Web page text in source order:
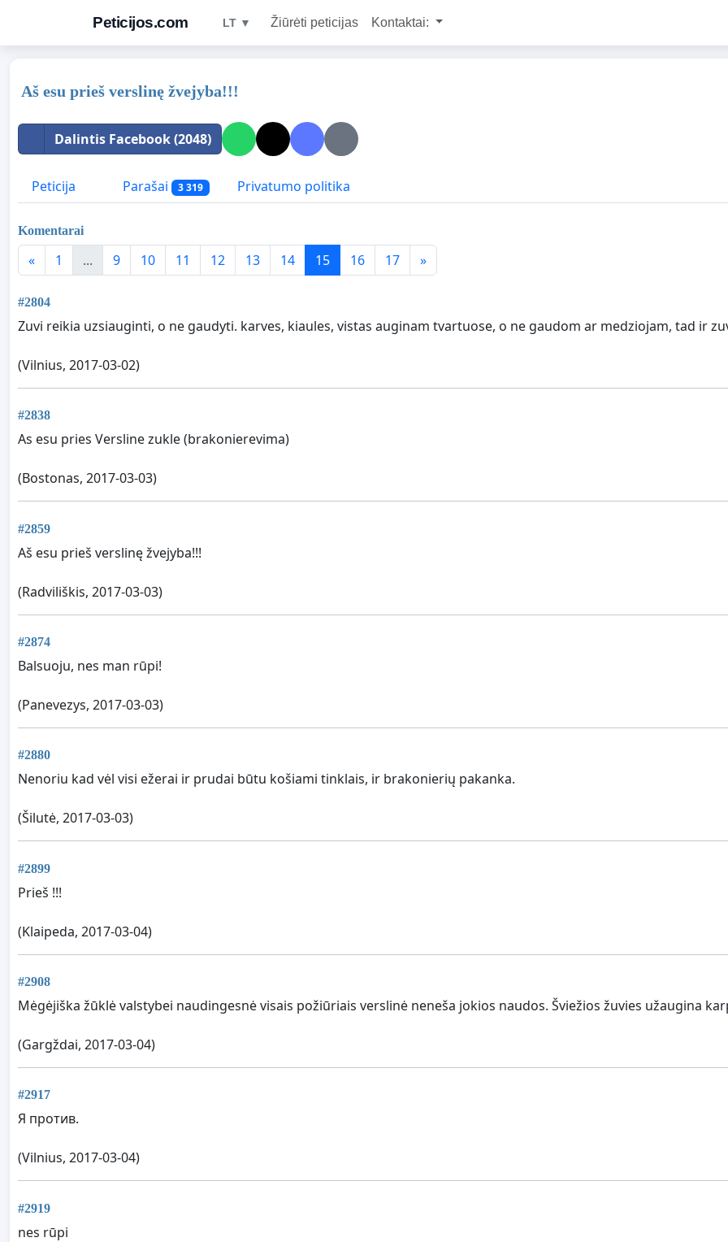
Peticijos.com LT ▼ Žiūrėti peticijas Kontaktai:
Aš esu prieš verslinę žvejyba!!!
Dalintis Facebook (2048)
Peticija Parašai 3 319 Privatumo politika
Komentarai
« 1 ... 9 10 11 12 13 14 15 16 17 »
#2804
Zuvi reikia uzsiauginti, o ne gaudyti. karves, kiaules, vistas auginam tvartuose, o ne gaudom ar medziojam, tad ir
(Vilnius, 2017-03-02)
#2838
As esu pries Versline zukle (brakonierevima)
(Bostonas, 2017-03-03)
#2859
Aš esu prieš verslinę žvejyba!!!
(Radviliškis, 2017-03-03)
#2874
Balsuoju, nes man rūpi!
(Panevezys, 2017-03-03)
#2880
Nenoriu kad vėl visi ežerai ir prudai būtu košiami tinklais, ir brakonierių pakanka.
(Šilutė, 2017-03-03)
#2899
Prieš !!!
(Klaipeda, 2017-03-04)
#2908
Mėgėjiška žūklė valstybei naudingesnė visais požiūriais verslinė neneša jokios naudos. Šviežios žuvies užaugina
(Gargždai, 2017-03-04)
#2917
Я против.
(Vilnius, 2017-03-04)
#2919
nes rūpi